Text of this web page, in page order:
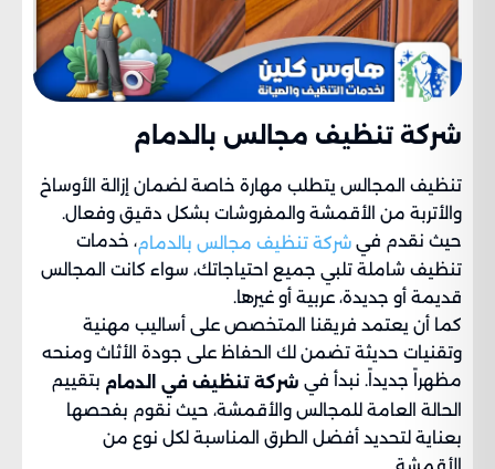
شركة تنظيف مجالس بالدمام
تنظيف المجالس يتطلب مهارة خاصة لضمان إزالة الأوساخ
والأتربة من الأقمشة والمفروشات بشكل دقيق وفعال.
حيث نقدم في شركة تنظيف مجالس بالدمام، خدمات
تنظيف شاملة تلبي جميع احتياجاتك، سواء كانت المجالس
قديمة أو جديدة، عربية أو غيرها.
كما أن يعتمد فريقنا المتخصص على أساليب مهنية
وتقنيات حديثة تضمن لك الحفاظ على جودة الأثاث ومنحه
مظهراً جديداً. نبدأ في شركة تنظيف في الدمام بتقييم
الحالة العامة للمجالس والأقمشة، حيث نقوم بفحصها
بعناية لتحديد أفضل الطرق المناسبة لكل نوع من
الأقمشة.